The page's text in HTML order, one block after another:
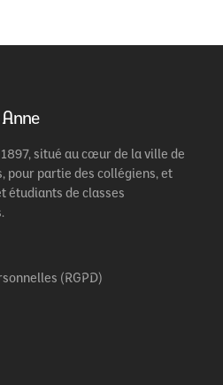
Anne
situé au cœur de la ville de
pour partie des collégiens, et
étudiants de classes
(RGPD)